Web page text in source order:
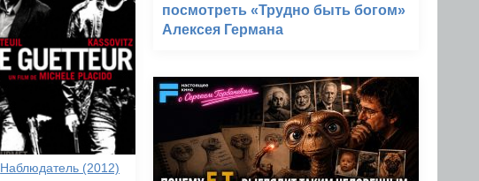
Наблюдатель (2012)
посмотреть «Трудно быть богом»
Алексея Германа